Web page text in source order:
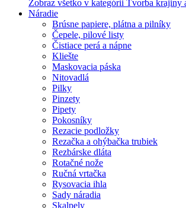
Zobraz všetko v kategórii Tvorba krajiny
Náradie
Brúsne papiere, plátna a pilníky
Čepele, pilové listy
Čistiace perá a nápne
Kliešte
Maskovacia páska
Nitovadlá
Pilky
Pinzety
Pipety
Pokosníky
Rezacie podložky
Rezačka a ohýbačka trubiek
Rezbárske dláta
Rotačné nože
Ručná vrtačka
Rysovacia ihla
Sady náradia
Skalpely